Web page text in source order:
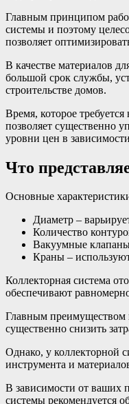
Главным принципом
системы и поэтому
позволяет
В качестве материалов
большой срок службы,
строительстве домов.
Время, которое
позволяет существенно
уровни цен в
Что
Основные
Диаметр –
Количество
Вакуумные
Краны –
Коллекторная система
обеспечивают
Главным преимуществом
существенно снизить
Однако, у коллекторной
инструмента и
В зависимости от ваших
системы рекомендуется